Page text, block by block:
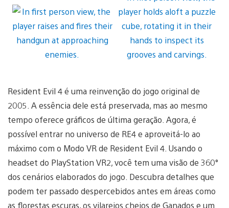
Resident Evil 4 é uma reinvenção do jogo original de
2005. A essência dele está preservada, mas ao mesmo
tempo oferece gráficos de última geração. Agora, é
possível entrar no universo de RE4 e aproveitá-lo ao
máximo com o Modo VR de Resident Evil 4. Usando o
headset do PlayStation VR2, você tem uma visão de 360°
dos cenários elaborados do jogo. Descubra detalhes que
podem ter passado despercebidos antes em áreas como
as florestas escuras, os vilarejos cheios de Ganados e um